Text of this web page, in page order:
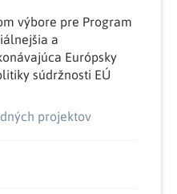
výbore pre Program
a
Európsky
súdržnosti EÚ
projektov